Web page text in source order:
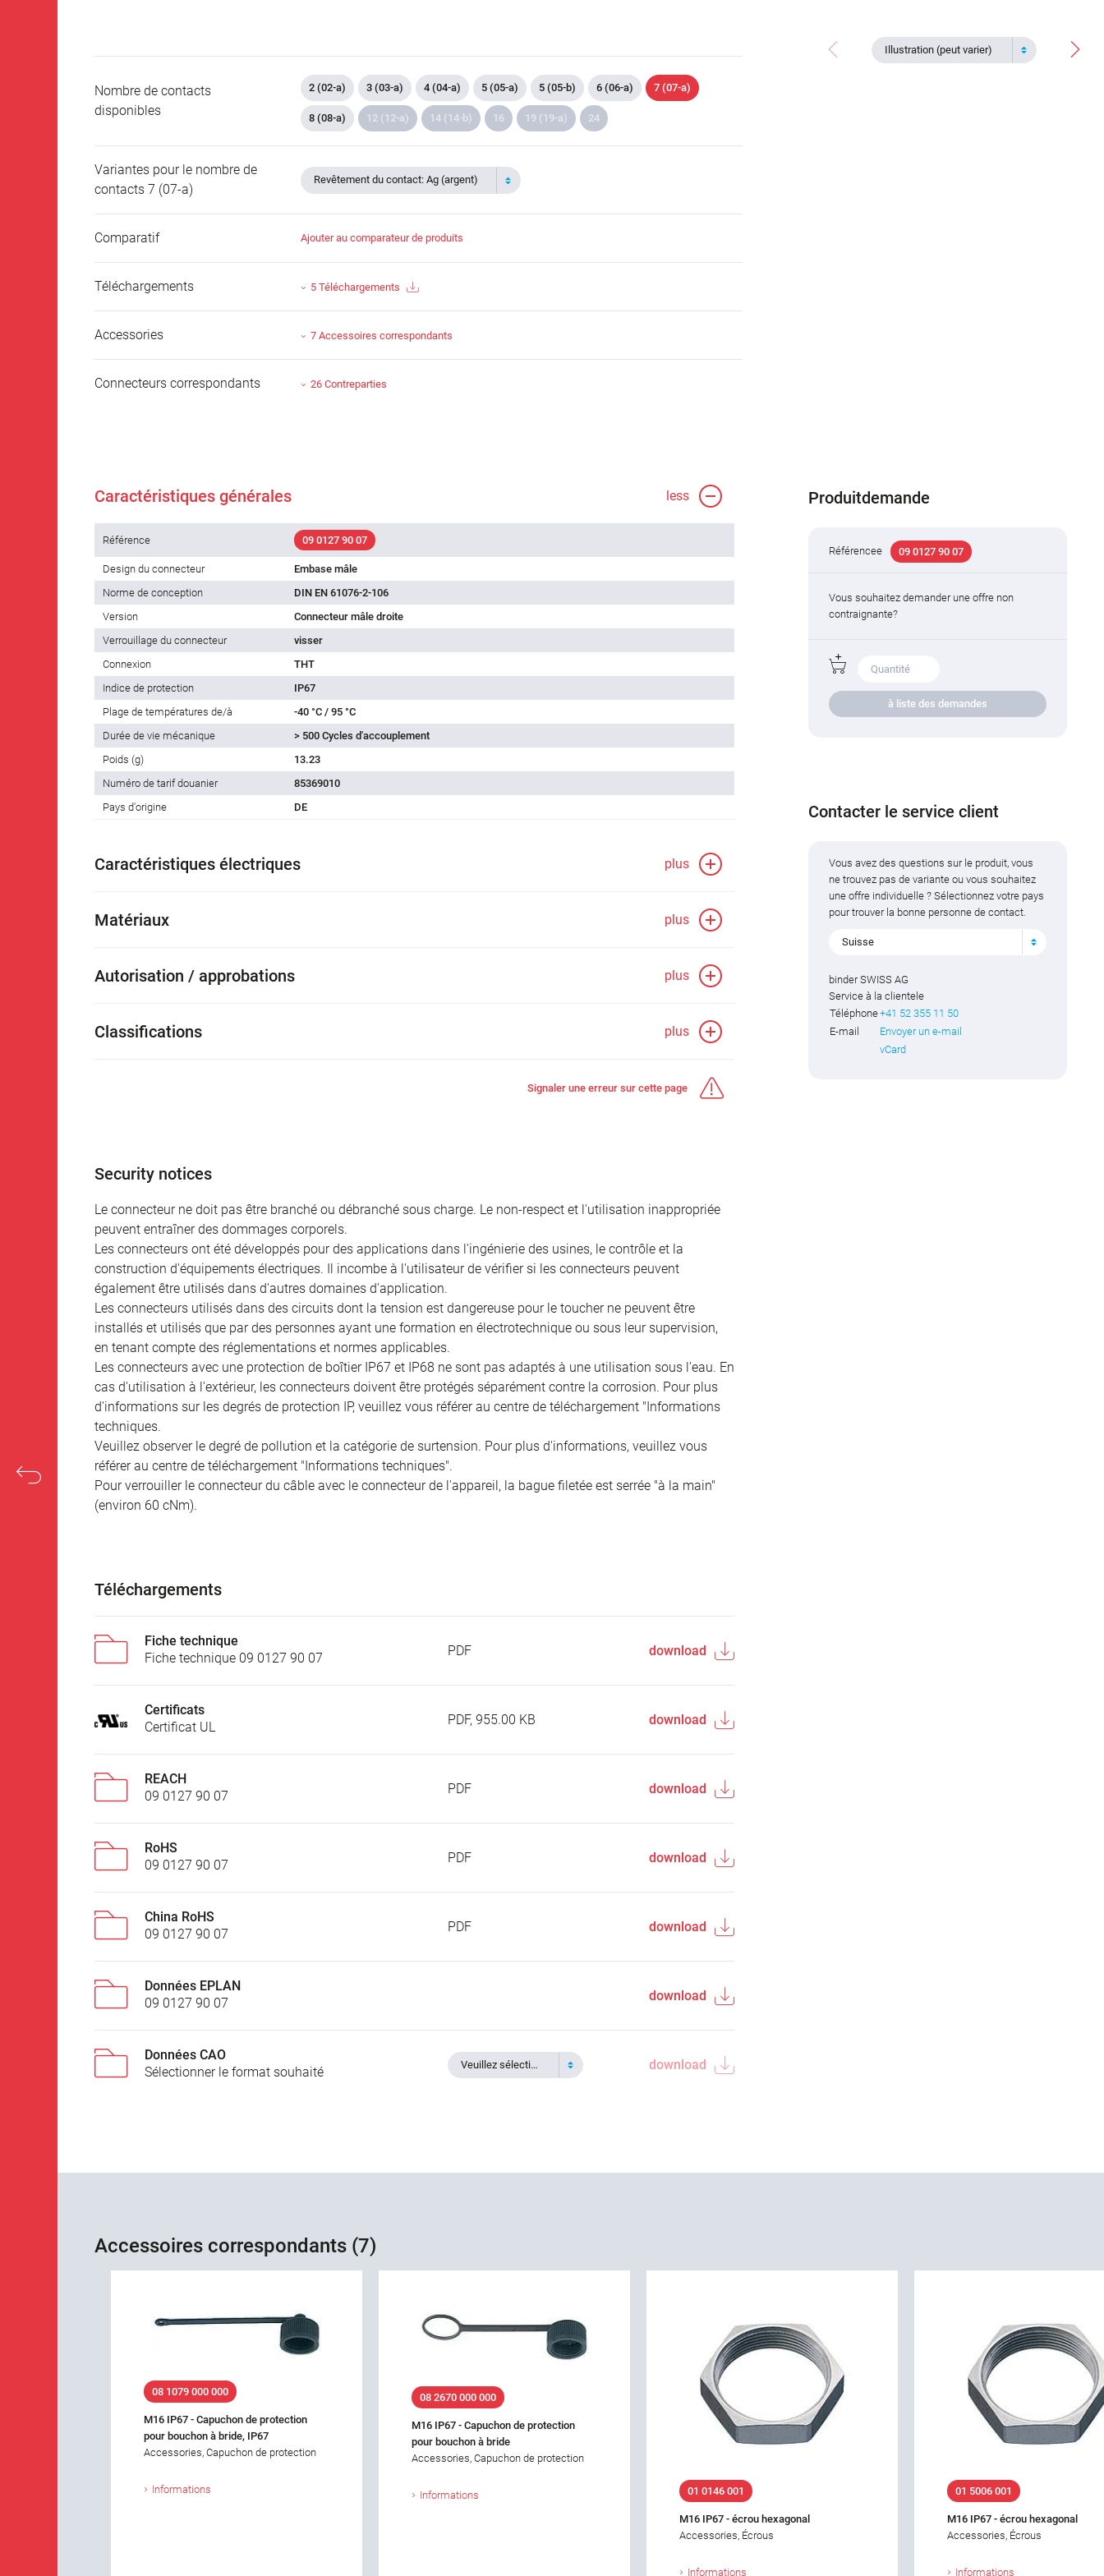
Illustration (peut varier)
Nombre de contacts
disponibles
2 (02-a) 3 (03-a) 4 (04-a) 5 (05-a) 5 (05-b) 6 (06-a) 7 (07-a)
8 (08-a) 12 (12-a) 14 (14-b) 16 19 (19-a) 24
Variantes pour le nombre de
contacts 7 (07-a)
Revêtement du contact: Ag (argent)
Comparatif Ajouter au comparateur de produits
Téléchargements 5 Téléchargements
Accessories 7 Accessoires correspondants
Connecteurs correspondants 26 Contreparties
Caractéristiques générales less
Référence 09 0127 90 07
Design du connecteur
Embase mâle
Norme de conception
DIN EN 61076-2-106
Version
Connecteur mâle droite
Verrouillage du connecteur
visser
Connexion
THT
Indice de protection
IP67
Plage de températures de/à
-40 °C / 95 °C
Durée de vie mécanique
> 500 Cycles d'accouplement
Poids (g)
13.23
Numéro de tarif douanier
85369010
Pays d'origine
DE
Caractéristiques électriques plus
Matériaux plus
Autorisation / approbations plus
Classifications plus
Signaler une erreur sur cette page
Security notices
Le connecteur ne doit pas être branché ou débranché sous charge. Le non-respect et l'utilisation inappropriée
peuvent entraîner des dommages corporels.
Les connecteurs ont été développés pour des applications dans l'ingénierie des usines, le contrôle et la
construction d'équipements électriques. Il incombe à l'utilisateur de vérifier si les connecteurs peuvent
également être utilisés dans d'autres domaines d'application.
Les connecteurs utilisés dans des circuits dont la tension est dangereuse pour le toucher ne peuvent être
installés et utilisés que par des personnes ayant une formation en électrotechnique ou sous leur supervision,
en tenant compte des réglementations et normes applicables.
Les connecteurs avec une protection de boîtier IP67 et IP68 ne sont pas adaptés à une utilisation sous l'eau. En
cas d'utilisation à l'extérieur, les connecteurs doivent être protégés séparément contre la corrosion. Pour plus
d'informations sur les degrés de protection IP, veuillez vous référer au centre de téléchargement "Informations
techniques.
Veuillez observer le degré de pollution et la catégorie de surtension. Pour plus d'informations, veuillez vous
référer au centre de téléchargement "Informations techniques".
Pour verrouiller le connecteur du câble avec le connecteur de l'appareil, la bague filetée est serrée "à la main"
(environ 60 cNm).
Téléchargements
Fiche technique
Fiche technique 09 0127 90 07
PDF download
Certificats
Certificat UL
PDF, 955.00 KB download
REACH
09 0127 90 07
PDF download
RoHS
09 0127 90 07
PDF download
China RoHS
09 0127 90 07
PDF download
Données EPLAN
09 0127 90 07
download
Données CAO
Sélectionner le format souhaité
Veuillez sélectionner download
Produitdemande
Référencee 09 0127 90 07
Vous souhaitez demander une offre non
contraignante?
à liste des demandes
Contacter le service client
Vous avez des questions sur le produit, vous
ne trouvez pas de variante ou vous souhaitez
une offre individuelle ? Sélectionnez votre pays
pour trouver la bonne personne de contact.
Suisse
binder SWISS AG
Service à la clientele
Téléphone+41 52 355 11 50
E-mail
Envoyer un e-mail
vCard
Accessoires correspondants (7)
08 1079 000 000
M16 IP67 - Capuchon de protection
pour bouchon à bride, IP67
Accessories, Capuchon de protection
Informations
08 2670 000 000
M16 IP67 - Capuchon de protection
pour bouchon à bride
Accessories, Capuchon de protection
Informations 01 0146 001
M16 IP67 - écrou hexagonal
Accessories, Écrous
Informations
01 5006 001
M16 IP67 - écrou hexagonal
Accessories, Écrous
Informations